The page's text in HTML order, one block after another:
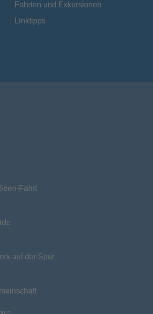
Fahrten und Exkursionen
Linktipps
Fahrt
auf der Spur